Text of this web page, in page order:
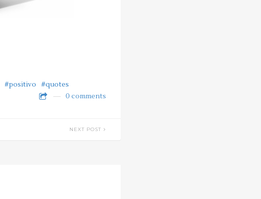
#positivo
#quotes
0 comments
NEXT POST